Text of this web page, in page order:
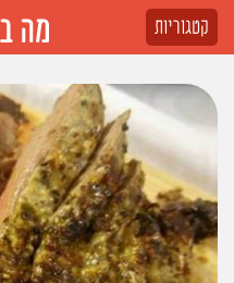
קטגוריות